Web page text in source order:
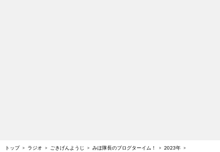
トップ ラジオ ごきげんようじ みほ隊長のブログターイム！
2023年